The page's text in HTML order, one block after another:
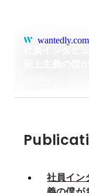
wantedly.com
社員イン